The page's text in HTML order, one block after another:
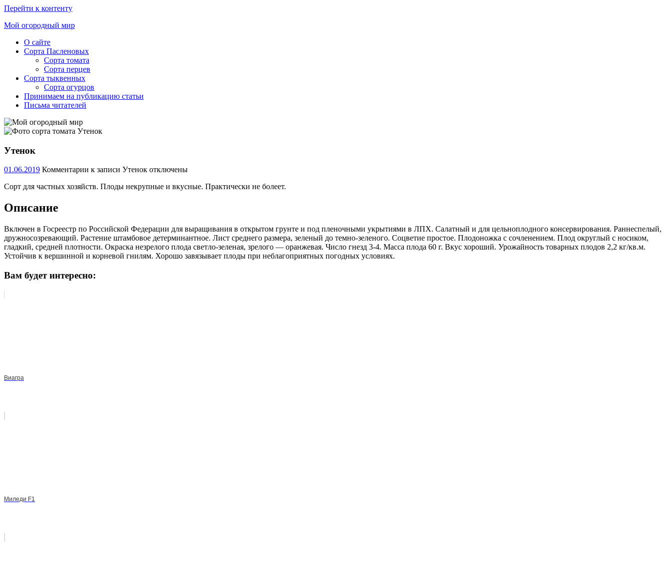
Перейти к контенту
Мой огородный мир
Ещё
WordPress
О сайте
Сорта Пасленовых
Сорта томата
Сорта перцев
Сорта тыквенных
Сорта огурцов
Принимаем на публикацию статьи
Письма читателей
Утенок
01.06.2019 Комментарии к записи Утенок отключены
Сорт для частных хозяйств. Плоды некрупные и вкусные. Практически не болеет.
Описание
Включен в Госреестр по Российской Федерации для выращивания в открытом грунте и под пленочными укрытиями в ЛПХ. Салатный и для цельноплодного консервирования. Раннеспелый,
дружносозревающий. Растение штамбовое детерминантное. Лист среднего размера, зеленый до темно-зеленого. Соцветие простое. Плодоножка с сочленением. Плод округлый с носиком,
гладкий, средней плотности. Окраска незрелого плода светло-зеленая, зрелого — оранжевая. Число гнезд 3-4. Масса плода 60 г. Вкус хороший. Урожайность товарных плодов 2,2 кг/кв.м.
Устойчив к вершинной и корневой гнилям. Хорошо завязывает плоды при неблагоприятных погодных условиях.
Вам будет интересно:
Виагра
Миледи F1